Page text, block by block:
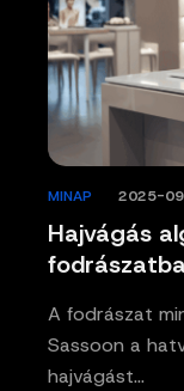
Hajvágás
MINAP 2025-
A fodrászat
Sassoon a
hajvágást…